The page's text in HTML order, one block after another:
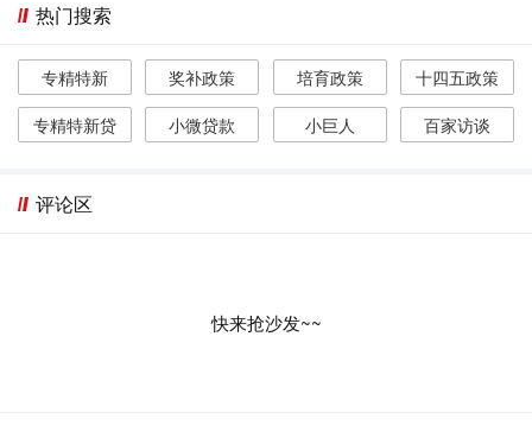
热门搜索
专精特新 奖补政策 培育政策
十四五政策
专精特新贷
小微贷款 小巨人 百家访谈
评论区
快来抢沙发~~